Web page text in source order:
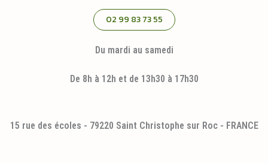
02 99 83 73 55
Du mardi au samedi
De 8h à 12h et de 13h30 à 17h30
15 rue des écoles - 79220 Saint Christophe sur Roc - FRANCE